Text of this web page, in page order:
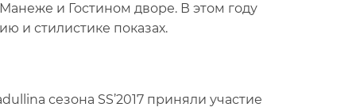
и Гостином дворе. В этом году
и стилистике показах.
сезона SS’2017 приняли участие